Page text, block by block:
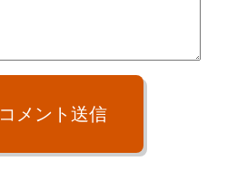
コメント送信